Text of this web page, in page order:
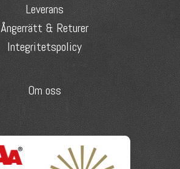
Leverans
Ångerrätt & Returer
Integritetspolicy
Om oss